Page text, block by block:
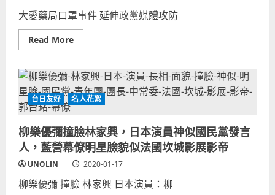
冠
病
毒
疫
情
政
治
件
鬥
爭
體
教
父，
《新
台
派
上
政
論
節
目
主
嘴/
時
事
論
大愛藥局口罩事件 延伸政黨媒體攻防
Read MoreRead
more
愛
藥
局
口
罩
積
爭
議-
新
黨
藥
師
台日友好 名人花絮
柳樂優彌撞臉林家興，日本演員神似國民黨發言
人，藍營幕僚明星臉貌似法國坎城影展影帝
UNOLIN 2020-01-17
柳樂優彌 撞臉 林家興 日本演員：柳